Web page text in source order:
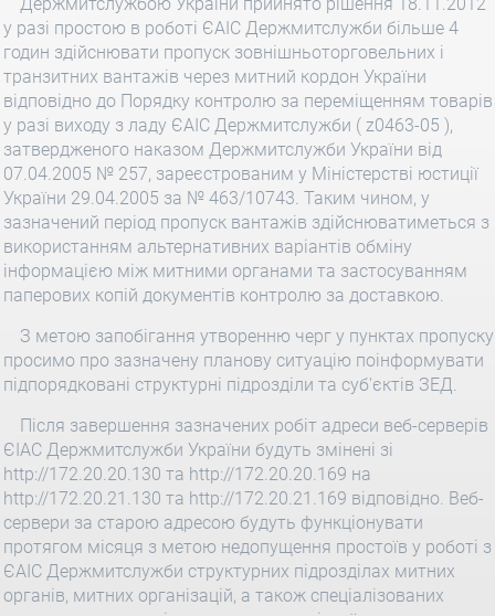
у разі простою в роботі ЄАІС Держмитслужби більше 4
годин здійснювати пропуск зовнішньоторговельних і
транзитних вантажів через митний кордон України
відповідно до Порядку контролю за переміщенням товарів
у разі виходу з ладу ЄАІС Держмитслужби ( z0463-05 ),
затвердженого наказом Держмитслужби України від
07.04.2005 № 257, зареєстрованим у Міністерстві юстиції
України 29.04.2005 за № 463/10743. Таким чином, у
зазначений період пропуск вантажів здійснюватиметься з
використанням альтернативних варіантів обміну
інформацією між митними органами та застосуванням
паперових копій документів контролю за доставкою.
З метою запобігання утворенню черг у пунктах пропуску
просимо про зазначену планову ситуацію поінформувати
підпорядковані структурні підрозділи та суб'єктів ЗЕД.
Після завершення зазначених робіт адреси веб-серверів
ЄІАС Держмитслужби України будуть змінені зі
http://172.20.20.130 та http://172.20.20.169 на
http://172.20.21.130 та http://172.20.21.169 відповідно. Веб-
сервери за старою адресою будуть функціонувати
протягом місяця з метою недопущення простоїв у роботі з
ЄАІС Держмитслужби структурних підрозділах митних
органів, митних організацій, а також спеціалізованих